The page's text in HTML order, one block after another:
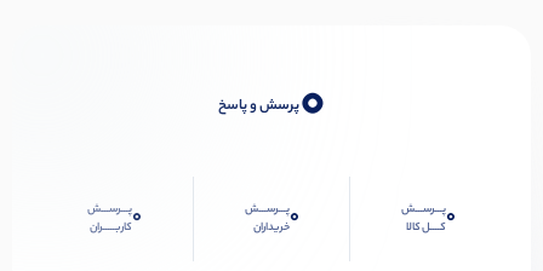
0پرسش و پاسخ
0پـــرســـش
کــــل کالا
0پـــرســـش
خریداران
0پـــرســـش
کاربـــــران